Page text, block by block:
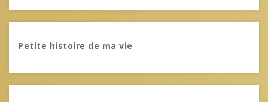
Petite histoire de ma vie